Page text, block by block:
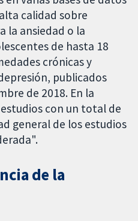
calidad sobre
la ansiedad o la
de hasta 18
crónicas y
publicados
de 2018. En la
con un total de
general de los estudios
de la